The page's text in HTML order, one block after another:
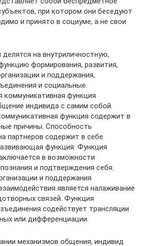
при котором они беседуют
и принято в социуме, а не свои
на внутриличностную,
формирования, развития,
и поддержания,
и социальные.
коммуникативная функция
индивида с самим собой.
функция содержит в
причины. Способность
партнеров содержит в себе
функция. Функция
в возможности
и подтверждения себя.
и поддержания
является налаживание
связей. Функция
содействует трансляции
или дифференциации.
механизмов общения, индивид